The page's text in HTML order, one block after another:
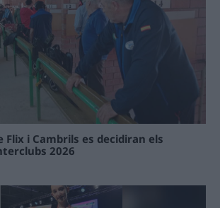
Flix i Cambrils es decidiran els
2026